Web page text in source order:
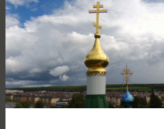
Перейти
к
содержимому